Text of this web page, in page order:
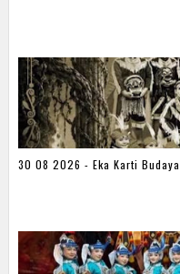
30 08 2026 - Eka Karti Budaya